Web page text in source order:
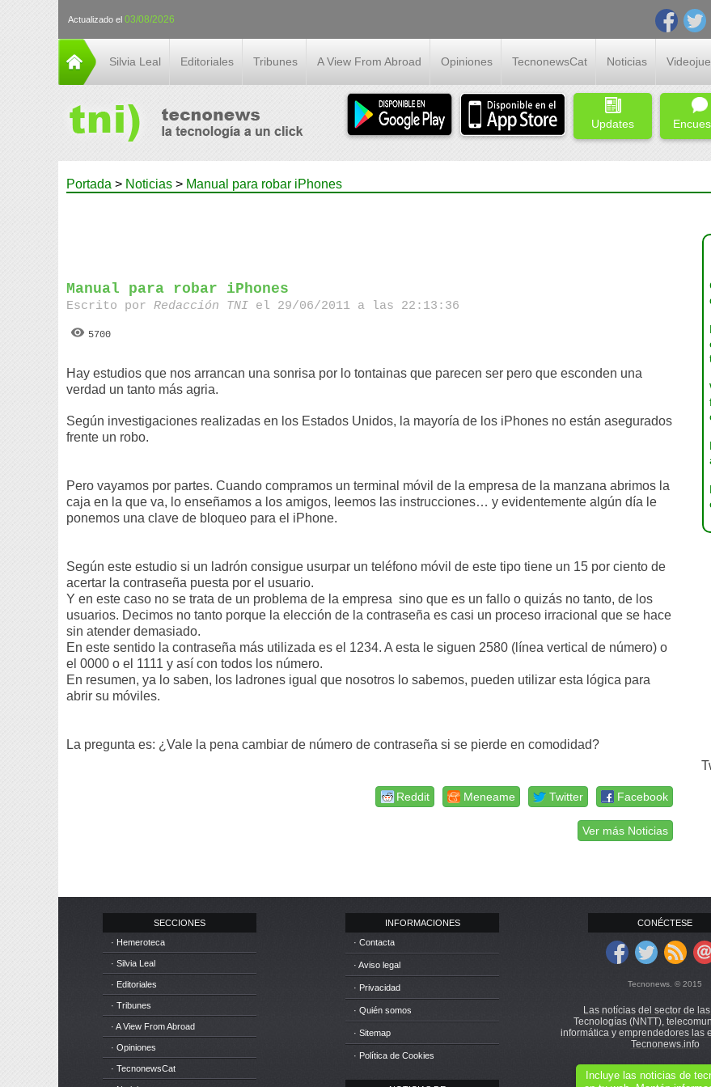
Actualizado el 03/08/2026
Silvia Leal Editoriales Tribunes A View From Abroad Opiniones TecnonewsCat Noticias
Updates
Portada > Noticias > Manual para robar iPhones
Manual para robar iPhones
Escrito porRedacción TNI el 29/06/2011 a las 22:13:36
5700
Hay estudios que nos arrancan una sonrisa por lo tontainas que parecen ser pero que esconden una
verdad un tanto más agria.
Según investigaciones realizadas en los Estados Unidos, la mayoría de los iPhones no están asegurados
frente un robo.
Pero vayamos por partes. Cuando compramos un terminal móvil de la empresa de la manzana abrimos la
caja en la que va, lo enseñamos a los amigos, leemos las instrucciones… y evidentemente algún día le
ponemos una clave de bloqueo para el iPhone.
Según este estudio si un ladrón consigue usurpar un teléfono móvil de este tipo tiene un 15 por ciento de
acertar la contraseña puesta por el usuario.
Y en este caso no se trata de un problema de la empresa sino que es un fallo o quizás no tanto, de los
usuarios. Decimos no tanto porque la elección de la contraseña es casi un proceso irracional que se hace
sin atender demasiado.
En este sentido la contraseña más utilizada es el 1234. A esta le siguen 2580 (línea vertical de número) o
el 0000 o el 1111 y así con todos los número.
En resumen, ya lo saben, los ladrones igual que nosotros lo sabemos, pueden utilizar esta lógica para
abrir su móviles.
La pregunta es: ¿Vale la pena cambiar de número de contraseña si se pierde en comodidad?
Facebook
Twitter
Meneame
Reddit
Ver más Noticias
SECCIONES
· Hemeroteca
· Silvia Leal
· Editoriales
· Tribunes
· A View From Abroad
· Opiniones
· TecnonewsCat
INFORMACIONES
· Contacta
· Aviso legal
· Privacidad
· Quién somos
· Sitemap
· Política de Cookies
CONÉCTESE
Tecnonews. © 2015
Las notícias del sector de
Tecnologías (NNTT),
informática y emprendedores las
Tecnonews.info
Incluye las noticias de